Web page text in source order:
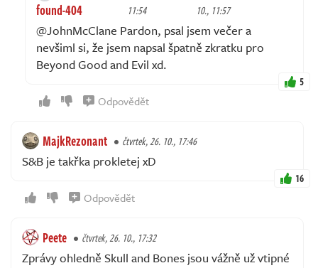
found-404
11:54
10., 11:57
@JohnMcClane Pardon, psal jsem večer a
nevšiml si, že jsem napsal špatně zkratku pro
Beyond Good and Evil xd.
5
Odpovědět
MajkRezonant čtvrtek, 26. 10., 17:46
S&B je takřka prokletej xD
16
Odpovědět
Peete čtvrtek, 26. 10., 17:32
Zprávy ohledně Skull and Bones jsou vážně už vtipné